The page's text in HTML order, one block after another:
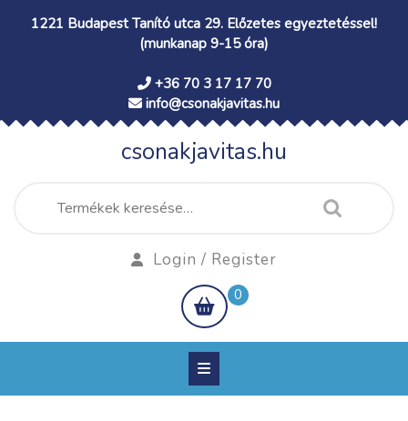
1221 Budapest Tanító utca 29. Előzetes egyeztetéssel!
(munkanap 9-15 óra)
+36 70 3 17 17 70
info@csonakjavitas.hu
csonakjavitas.hu
Keresés
a
Login / Register
shopping
cart
0